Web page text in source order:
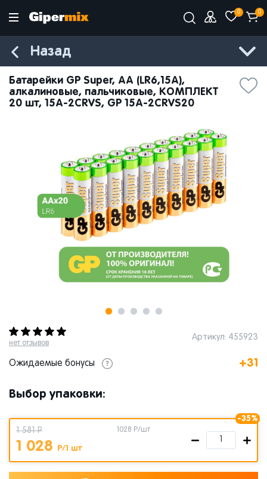
0 0
Назад
Батарейки GP Super, AA (LR6,15А),
алкалиновые, пальчиковые, КОМПЛЕКТ
20 шт, 15A-2CRVS, GP 15A-2CRVS20
нет отзывов
Артикул: 455923
Ожидаемые бонусы +31
Выбор упаковки:
-35%
1 581 Р
1 028 Р/1 шт
1028 Р/шт